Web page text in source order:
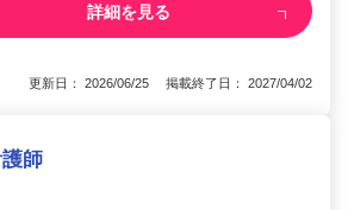
詳細を見る
更新日： 2026/06/25 掲載終了日： 2027/04/02
師